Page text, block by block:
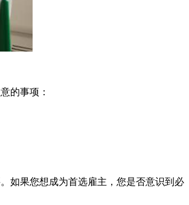
的事项：
如果您想成为首选雇主，您是否意识到必